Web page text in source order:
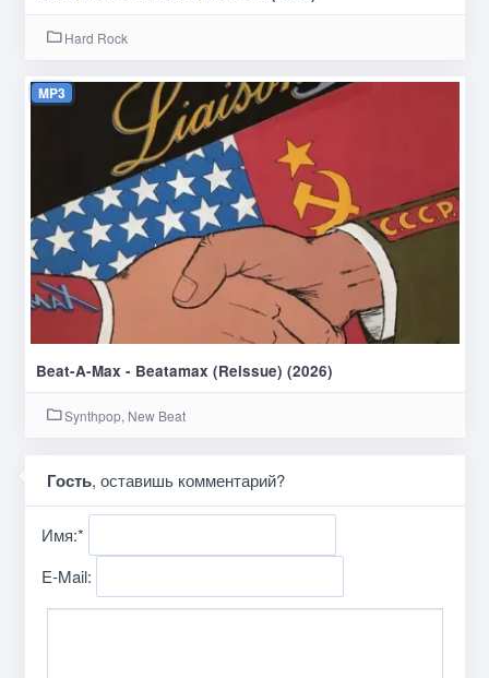
Hard Rock
MP3
Beat-A-Max - Beatamax (Reissue) (2026)
Synthpop, New Beat
Гость, оставишь комментарий?
Имя:*
E-Mail: